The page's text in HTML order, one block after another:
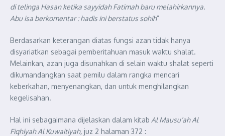
di telinga Hasan ketika sayyidah Fatimah baru melahirkannya.
Abu isa berkomentar : hadis ini berstatus sohih”
Berdasarkan keterangan diatas fungsi azan tidak hanya
disyariatkan sebagai pemberitahuan masuk waktu shalat.
Melainkan, azan juga disunahkan di selain waktu shalat seperti
dikumandangkan saat pemilu dalam rangka mencari
keberkahan, menyenangkan, dan untuk menghilangkan
kegelisahan.
Hal ini sebagaimana dijelaskan dalam kitab Al Mausu’ah Al
Fiqhiyah Al Kuwaitiyah, juz 2 halaman 372 :